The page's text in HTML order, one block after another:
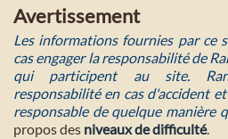
Avertissement
Les informations fournies par ce
cas engager la responsabilité de
qui participent au site.
responsabilité en cas d'accident
responsable de quelque manière
propos des niveaux de difficulté.